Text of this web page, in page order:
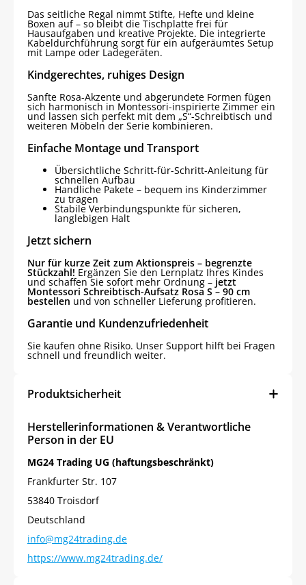
Das seitliche Regal nimmt Stifte, Hefte und kleine
Boxen auf – so bleibt die Tischplatte frei für
Hausaufgaben und kreative Projekte. Die integrierte
Kabeldurchführung sorgt für ein aufgeräumtes Setup
mit Lampe oder Ladegeräten.
Kindgerechtes, ruhiges Design
Sanfte Rosa-Akzente und abgerundete Formen fügen
sich harmonisch in Montessori-inspirierte Zimmer ein
und lassen sich perfekt mit dem „S“-Schreibtisch und
weiteren Möbeln der Serie kombinieren.
Einfache Montage und Transport
Übersichtliche Schritt-für-Schritt-Anleitung für
schnellen Aufbau
Handliche Pakete – bequem ins Kinderzimmer
zu tragen
Stabile Verbindungspunkte für sicheren,
langlebigen Halt
Jetzt sichern
Nur für kurze Zeit zum Aktionspreis – begrenzte
Stückzahl! Ergänzen Sie den Lernplatz Ihres Kindes
und schaffen Sie sofort mehr Ordnung – jetzt
Montessori Schreibtisch-Aufsatz Rosa S – 90 cm
bestellen und von schneller Lieferung profitieren.
Garantie und Kundenzufriedenheit
Sie kaufen ohne Risiko. Unser Support hilft bei Fragen
schnell und freundlich weiter.
Produktsicherheit
Herstellerinformationen & Verantwortliche
Person in der EU
MG24 Trading UG (haftungsbeschränkt)
Frankfurter Str. 107
53840 Troisdorf
Deutschland
info@mg24trading.de
https://www.mg24trading.de/